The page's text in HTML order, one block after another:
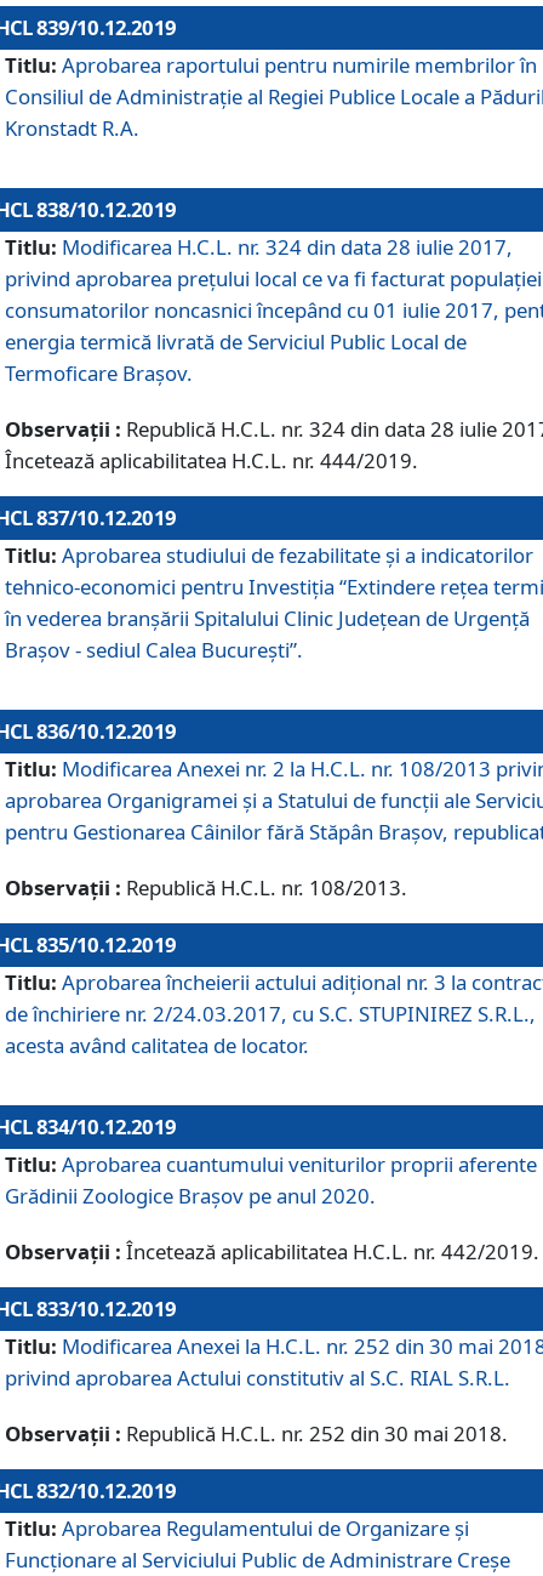
839/10.12.2019
Titlu: Aprobarea raportului pentru numirile membrilor în
Consiliul de Administraţie al Regiei Publice Locale a
Kronstadt R.A.
838/10.12.2019
Titlu: Modificarea H.C.L. nr. 324 din data 28 iulie 2017,
privind aprobarea preţului local ce va fi facturat
consumatorilor noncasnici începând cu 01 iulie 2017,
energia termică livrată de Serviciul Public Local de
Termoficare Braşov.
Observații : Republică H.C.L. nr. 324 din data 28 iulie
Încetează aplicabilitatea H.C.L. nr. 444/2019.
837/10.12.2019
Titlu: Aprobarea studiului de fezabilitate și a indicatorilor
tehnico-economici pentru Investiția “Extindere rețea
în vederea branșării Spitalului Clinic Județean de Urgență
Brașov - sediul Calea București”.
836/10.12.2019
Titlu: Modificarea Anexei nr. 2 la H.C.L. nr. 108/2013
aprobarea Organigramei şi a Statului de funcții ale
pentru Gestionarea Câinilor fără Stăpân Brașov,
Observații : Republică H.C.L. nr. 108/2013.
835/10.12.2019
Titlu: Aprobarea încheierii actului adițional nr. 3 la
de închiriere nr. 2/24.03.2017, cu S.C. STUPINIREZ S.R.L.,
acesta având calitatea de locator.
834/10.12.2019
Titlu: Aprobarea cuantumului veniturilor proprii aferente
Grădinii Zoologice Braşov pe anul 2020.
Observații : Încetează aplicabilitatea H.C.L. nr. 442/2019.
833/10.12.2019
Titlu: Modificarea Anexei la H.C.L. nr. 252 din 30 mai
privind aprobarea Actului constitutiv al S.C. RIAL S.R.L.
Observații : Republică H.C.L. nr. 252 din 30 mai 2018.
832/10.12.2019
Titlu: Aprobarea Regulamentului de Organizare și
Funcționare al Serviciului Public de Administrare Creșe